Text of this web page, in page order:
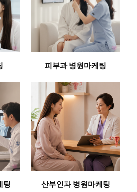
피부과 병원마케팅
팅 산부인과 병원마케팅